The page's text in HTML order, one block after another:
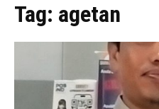
Tag: agetan